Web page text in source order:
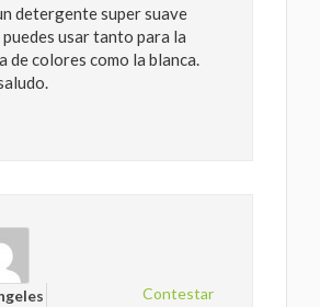
detergente super suave
puedes usar tanto para la
de colores como la blanca.
Contestar